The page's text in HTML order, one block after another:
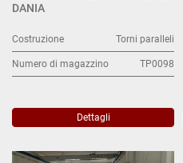
DANIA
Costruzione Torni paralleli
Numero di magazzino TP0098
Dettagli